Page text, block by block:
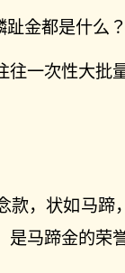
金都是什么？
往一次性大批
款，状如马
是马蹄金的荣